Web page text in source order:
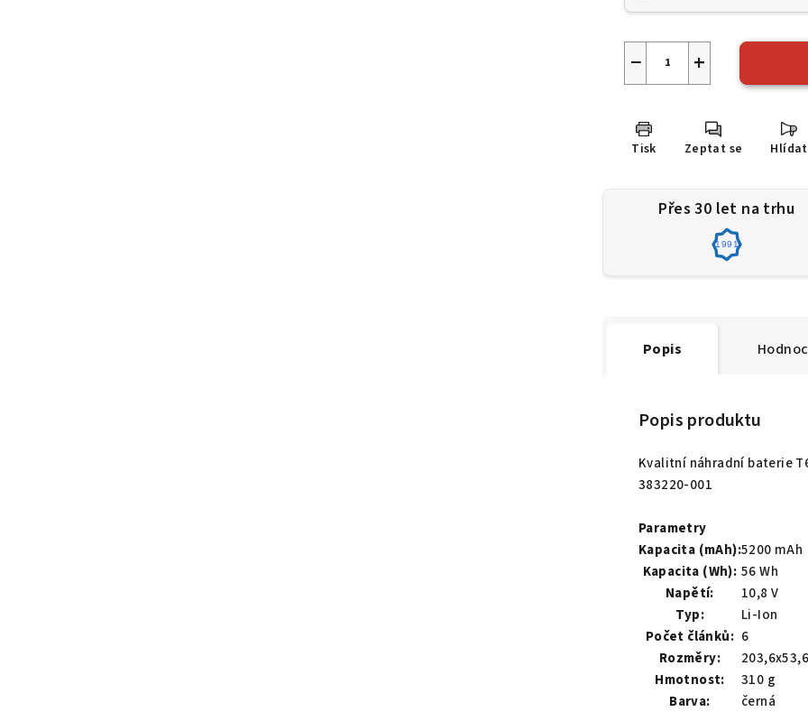
+
−
Tisk Zeptat se Hlídat
Přes 30 let na trhu
1991
Popis
Popis produktu
Kvalitní náhradní baterie
383220-001
Parametry
Kapacita (mAh):5200 mAh
Kapacita (Wh): 56 Wh
Napětí:
10,8 V
Typ:
Li-Ion
Počet článků: 6
Rozměry:
Hmotnost:
310 g
Barva:
černá